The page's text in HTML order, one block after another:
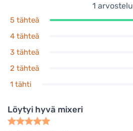
1 arvostelu
5 tähteä
4 tähteä
3 tähteä
2 tähteä
1 tähti
Löytyi hyvä mixeri